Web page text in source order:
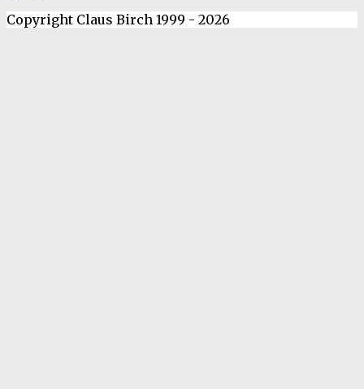
Copyright Claus Birch 1999 - 2026